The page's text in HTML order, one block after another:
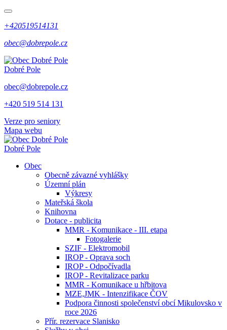
+420519514131
obec@dobrepole.cz
Dobré Pole
obec@dobrepole.cz
+420 519 514 131
Verze pro seniory
Mapa webu
Dobré Pole
Obec
Obecně závazné vyhlášky
Územní plán
Výkresy
Mateřská škola
Knihovna
Dotace - publicita
MMR - Komunikace - III. etapa
Fotogalerie
SZIF - Elektromobil
IROP - Oprava soch
IROP - Odpočívadla
IROP - Revitalizace parku
MMR - Komunikace u hřbitova
MZE,JMK - Intenzifikace ČOV
Podpora činnosti společenství obcí Mikulovsko v
roce 2026
Přír. rezervace Slanisko